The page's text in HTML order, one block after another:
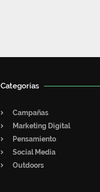
Categorías
Campañas
Marketing Digital
Pensamiento
Social Media
Outdoors